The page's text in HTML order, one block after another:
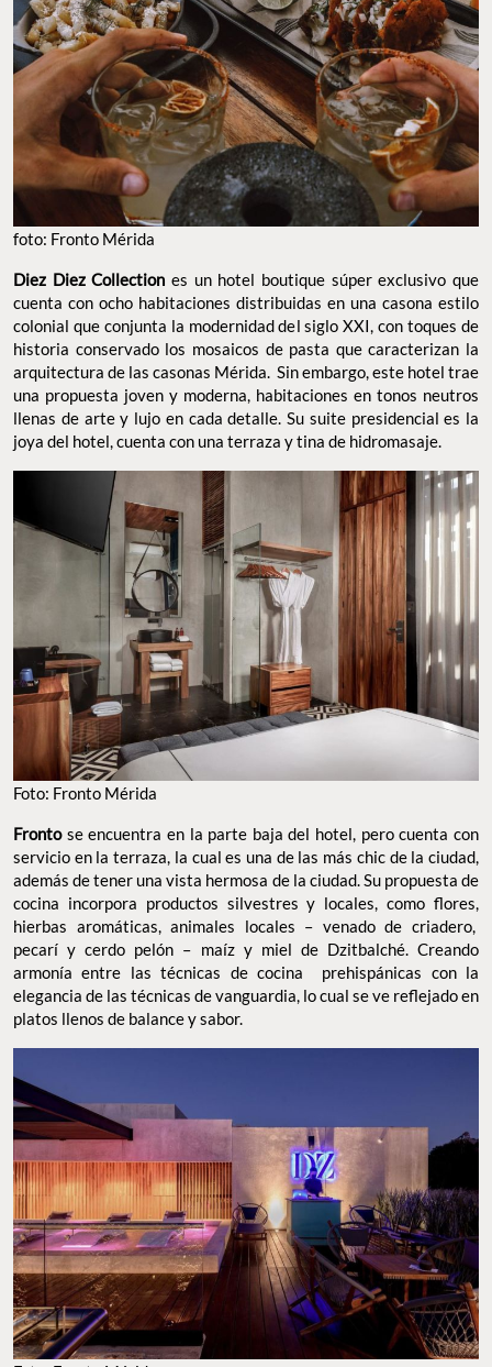
foto: Fronto Mérida
Diez Diez Collection es un hotel boutique súper exclusivo que
cuenta con ocho habitaciones distribuidas en una casona estilo
colonial que conjunta la modernidad del siglo XXI, con toques de
historia conservado los mosaicos de pasta que caracterizan la
arquitectura de las casonas Mérida. Sin embargo, este hotel trae
una propuesta joven y moderna, habitaciones en tonos neutros
llenas de arte y lujo en cada detalle. Su suite presidencial es la
joya del hotel, cuenta con una terraza y tina de hidromasaje.
Foto: Fronto Mérida
Frontose encuentra en la parte baja del hotel, pero cuenta con
servicio en la terraza, la cual es una de las más chic de la ciudad,
además de tener una vista hermosa de la ciudad. Su propuesta de
cocina incorpora productos silvestres y locales, como flores,
hierbas aromáticas, animales locales – venado de criadero,
pecarí y cerdo pelón – maíz y miel de Dzitbalché. Creando
armonía entre las técnicas de cocina prehispánicas con la
elegancia de las técnicas de vanguardia, lo cual se ve reflejado en
platos llenos de balance y sabor.